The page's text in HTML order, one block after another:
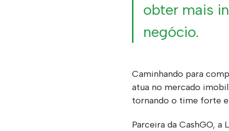
obter mais
negócio.
Caminhando para
atua no mercado
tornando o time forte
Parceira da CashGO,